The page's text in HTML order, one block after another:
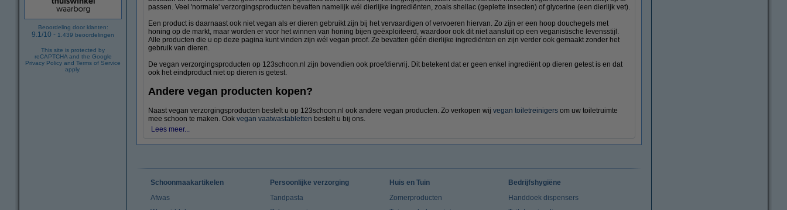
Beoordeling door klanten:
9.1/10 - 1.439 beoordelingen
This site is protected by
reCAPTCHA and the Google
Privacy Policy and Terms of Service
apply.
passen. Veel 'normale' verzorgingsproducten bevatten namelijk wél dierlijke ingrediënten, zoals shellac (geplette insecten) of glycerine (een dierlijk vet).
Een product is daarnaast ook niet vegan als er dieren gebruikt zijn bij het vervaardigen of vervoeren hiervan. Zo zijn er een hoop douchegels met
honing op de markt, maar worden er voor het winnen van honing bijen geëxploiteerd, waardoor ook dit niet aansluit op een veganistische levensstijl.
Alle producten die u op deze pagina kunt vinden zijn wél vegan proof. Ze bevatten géén dierlijke ingrediënten en zijn verder ook gemaakt zonder het
gebruik van dieren.
De vegan verzorgingsproducten op 123schoon.nl zijn bovendien ook proefdiervrij. Dit betekent dat er geen enkel ingrediënt op dieren getest is en dat
ook het eindproduct niet op dieren is getest.
Andere vegan producten kopen?
Naast vegan verzorgingsproducten bestelt u op 123schoon.nl ook andere vegan producten. Zo verkopen wij vegan toiletreinigers om uw toiletruimte
mee schoon te maken. Ook vegan vaatwastabletten bestelt u bij ons.
Lees meer...
Schoonmaakartikelen
Afwas
Persoonlijke verzorging
Tandpasta
Huis en Tuin
Zomerproducten
Bedrijfshygiëne
Handdoek dispensers